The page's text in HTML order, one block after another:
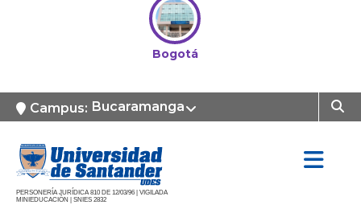
Bogotá
Campus: Bucaramanga
PERSONERÍA JURÍDICA 810 DE 12/03/96 | VIGILADA
MINIEDUCACIÓN | SNIES 2832